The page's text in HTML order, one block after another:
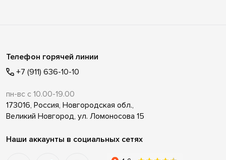
Телефон горячей линии
+7 (911) 636-10-10
пн-вс с 10.00-19.00
173016, Россия, Новгородская обл.,
Великий Новгород, ул. Ломоносова 15
Наши аккаунты в социальных сетях